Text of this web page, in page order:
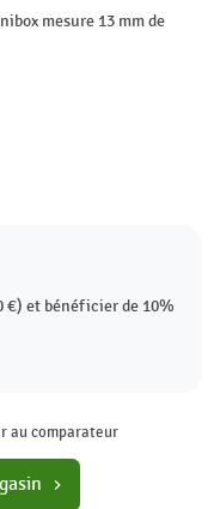
mesure 13 mm de
€) et bénéficier de 10%
au comparateur
chevron_right